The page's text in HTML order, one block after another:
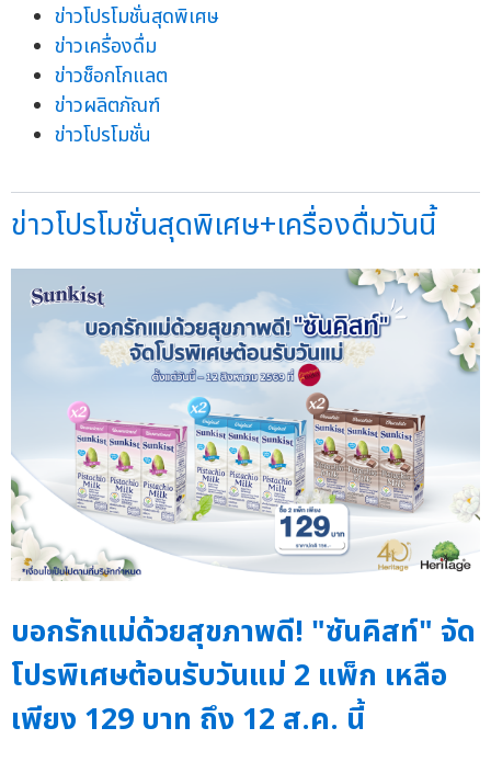
ข่าวโปรโมชั่นสุดพิเศษ
ข่าวเครื่องดื่ม
ข่าวช็อกโกแลต
ข่าวผลิตภัณฑ์
ข่าวโปรโมชั่น
ข่าวโปรโมชั่นสุดพิเศษ+เครื่องดื่มวันนี้
บอกรักแม่ด้วยสุขภาพดี! "ซันคิสท์" จัด
โปรพิเศษต้อนรับวันแม่ 2 แพ็ก เหลือ
เพียง 129 บาท ถึง 12 ส.ค. นี้